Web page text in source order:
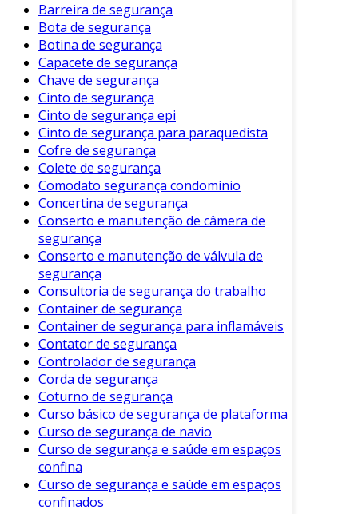
investigações.
Monitoramento Remoto
câmeras permitem que você veja as
imagens de qualquer lugar via
smartphone.
Melhoria na Segurança : A vigilância
constante pode ajudar a evitar acidentes e
problemas de segurança.
Tranquilidade Mental: Saber que sua
propriedade está sendo monitorada
proporciona paz de espírito.
Tipos de Câmeras de Segurança
Adicionalmente, é importante conhecer os
diferentes tipos de câmeras de segurança
disponíveis no mercado. Eles variam em
funcionalidade e design, atendendo a diversas
necessidades. Os principais tipos incluem:
Câmeras Analógicas: Mais simples e
econômicas, conectadas a um gravador de
vídeo.
Câmeras IP
definição e podem ser acessadas pela
internet.
Barreira de segurança
Bota de segurança
Botina de segurança
Capacete de segurança
Chave de segurança
Cinto de segurança
Cinto de segurança epi
Cinto de segurança para paraquedista
Cofre de segurança
Colete de segurança
Comodato segurança condomínio
Concertina de segurança
Conserto e manutenção de câmera de
segurança
Conserto e manutenção de válvula de
segurança
Consultoria de segurança do trabalho
Container de segurança
Container de segurança para inflamáveis
Contator de segurança
Controlador de segurança
Corda de segurança
Coturno de segurança
Curso básico de segurança de plataforma
Curso de segurança de navio
Curso de segurança e saúde em espaços
confina
Curso de segurança e saúde em espaços
confinados